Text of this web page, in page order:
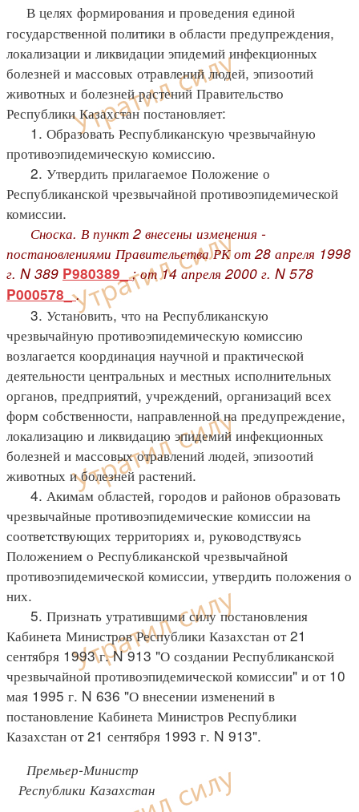
В целях формирования и проведения единой
государственной политики в области предупреждения,
локализации и ликвидации эпидемий инфекционных
болезней и массовых отравлений людей, эпизоотий
животных и болезней растений Правительство
Республики Казахстан постановляет:
1. Образовать Республиканскую чрезвычайную
противоэпидемическую комиссию.
2. Утвердить прилагаемое Положение о
Республиканской чрезвычайной противоэпидемической
комиссии.
Сноска. В пункт 2 внесены изменения -
постановлениями Правительства РК от 28 апреля 1998
г. N 389 P980389_; от 14 апреля 2000 г. N 578
P000578_.
3. Установить, что на Республиканскую
чрезвычайную противоэпидемическую комиссию
возлагается координация научной и практической
деятельности центральных и местных исполнительных
органов, предприятий, учреждений, организаций всех
форм собственности, направленной на предупреждение,
локализацию и ликвидацию эпидемий инфекционных
болезней и массовых отравлений людей, эпизоотий
животных и болезней растений.
4. Акимам областей, городов и районов образовать
чрезвычайные противоэпидемические комиссии на
соответствующих территориях и, руководствуясь
Положением о Республиканской чрезвычайной
противоэпидемической комиссии, утвердить положения о
них.
5. Признать утратившими силу постановления
Кабинета Министров Республики Казахстан от 21
сентября 1993 г. N 913 "О создании Республиканской
чрезвычайной противоэпидемической комиссии" и от 10
мая 1995 г. N 636 "О внесении изменений в
постановление Кабинета Министров Республики
Казахстан от 21 сентября 1993 г. N 913".
Премьер-Министр
Республики Казахстан